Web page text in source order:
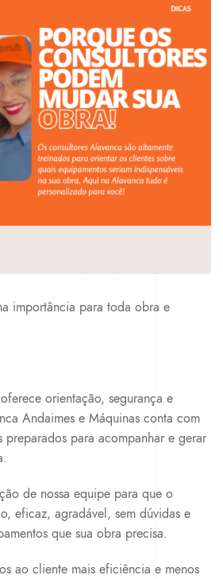
importância para toda obra e
orientação, segurança e
Andaimes e Máquinas conta com
preparados para acompanhar e gerar
de nossa equipe para que o
eficaz, agradável, sem dúvidas e
que sua obra precisa.
ao cliente mais eficiência e menos